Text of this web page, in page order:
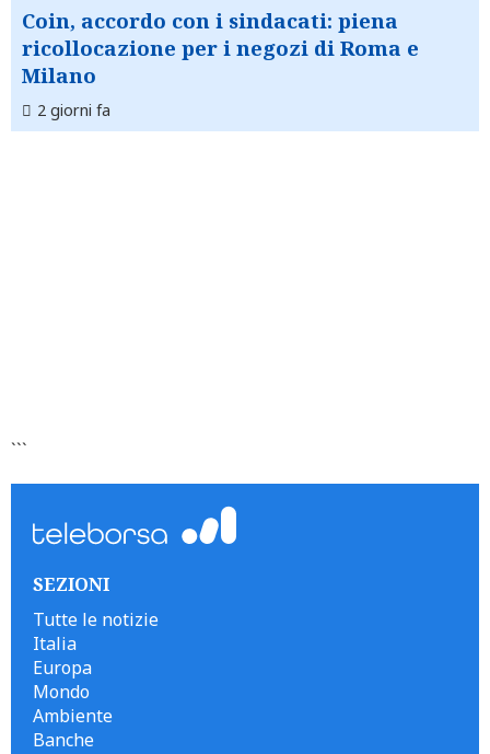
Coin, accordo con i sindacati: piena
ricollocazione per i negozi di Roma e
Milano
2 giorni fa
```
SEZIONI
Tutte le notizie
Italia
Europa
Mondo
Ambiente
Banche